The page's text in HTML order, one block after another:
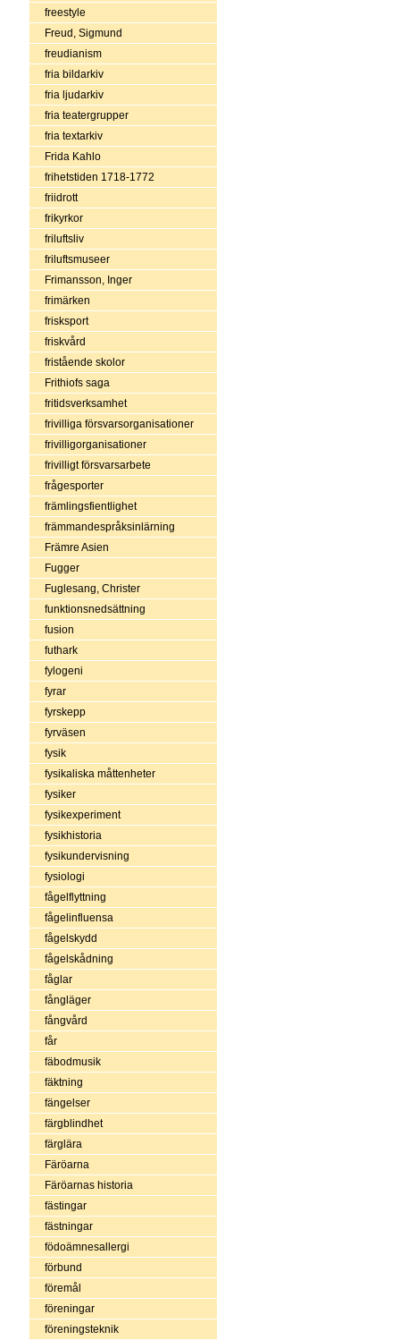
freestyle
Freud, Sigmund
freudianism
fria bildarkiv
fria ljudarkiv
fria teatergrupper
fria textarkiv
Frida Kahlo
frihetstiden 1718-1772
friidrott
frikyrkor
friluftsliv
friluftsmuseer
Frimansson, Inger
frimärken
frisksport
friskvård
fristående skolor
Frithiofs saga
fritidsverksamhet
frivilliga försvarsorganisationer
frivilligorganisationer
frivilligt försvarsarbete
frågesporter
främlingsfientlighet
främmandespråksinlärning
Främre Asien
Fugger
Fuglesang, Christer
funktionsnedsättning
fusion
futhark
fylogeni
fyrar
fyrskepp
fyrväsen
fysik
fysikaliska måttenheter
fysiker
fysikexperiment
fysikhistoria
fysikundervisning
fysiologi
fågelflyttning
fågelinfluensa
fågelskydd
fågelskådning
fåglar
fångläger
fångvård
får
fäbodmusik
fäktning
fängelser
färgblindhet
färglära
Färöarna
Färöarnas historia
fästingar
fästningar
födoämnesallergi
förbund
föremål
föreningar
föreningsteknik